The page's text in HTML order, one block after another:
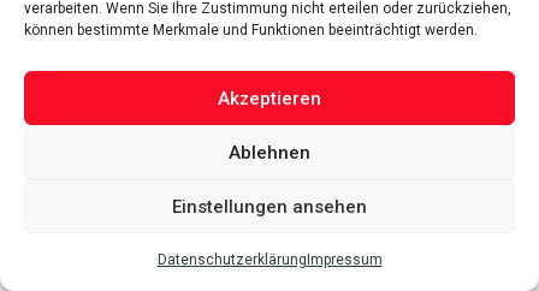
verarbeiten. Wenn Sie Ihre Zustimmung nicht erteilen oder zurückziehen,
können bestimmte Merkmale und Funktionen beeinträchtigt werden.
Akzeptieren
Ablehnen
Einstellungen ansehen
Datenschutzerklärung Impressum
Arnold Palmer beim Golfspielen (Quelle: Flickr)
Sein Aussehen und sein bescheidener Hintergrund machten
bekannt, Risiken einzugehen und war an einer Reihe
beteiligt, was seinen Charme noch verstärkte und ihn zu